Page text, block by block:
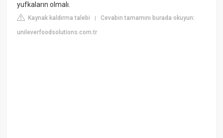
yufkaların olmalı.
Kaynak kaldırma talebi |Cevabın tamamını burada okuyun:
unileverfoodsolutions.com.tr